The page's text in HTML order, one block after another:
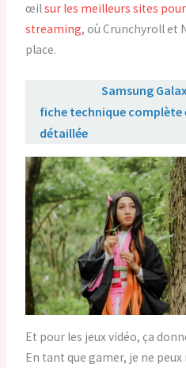
œilsur les meilleurs sites
streaming, où Crunchyroll et
place.
Samsung
fiche technique complète
détaillée
Et pour les jeux vidéo, ça
En tant que gamer, je ne